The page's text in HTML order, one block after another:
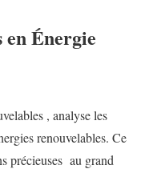
en Énergie
, analyse les
renouvelables. Ce
précieuses au grand